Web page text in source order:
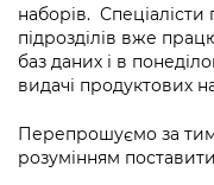
Регуляторна
Промисловість і
Підприємства,
Kyiv International
Іноземцям / For
Пам'ятки
Портал
осіб при
адміністрації
Уряд» – місцевий
Звіти про
публічну
Інформація для
Про відкриті дані
Контакти для
media
наборів.
підрозділів вже
баз даних і в
видачі продуктових
Перепрошуємо за
розумінням